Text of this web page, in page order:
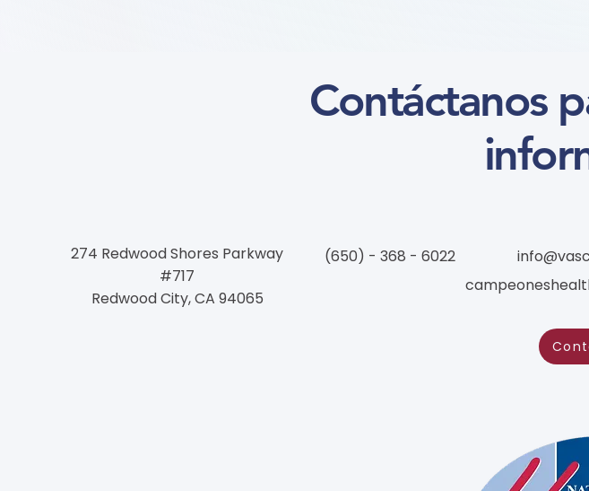
Contáctanos
274 Redwood Shores Parkway
#717
Redwood City, CA 94065
(650) - 368 - 6022